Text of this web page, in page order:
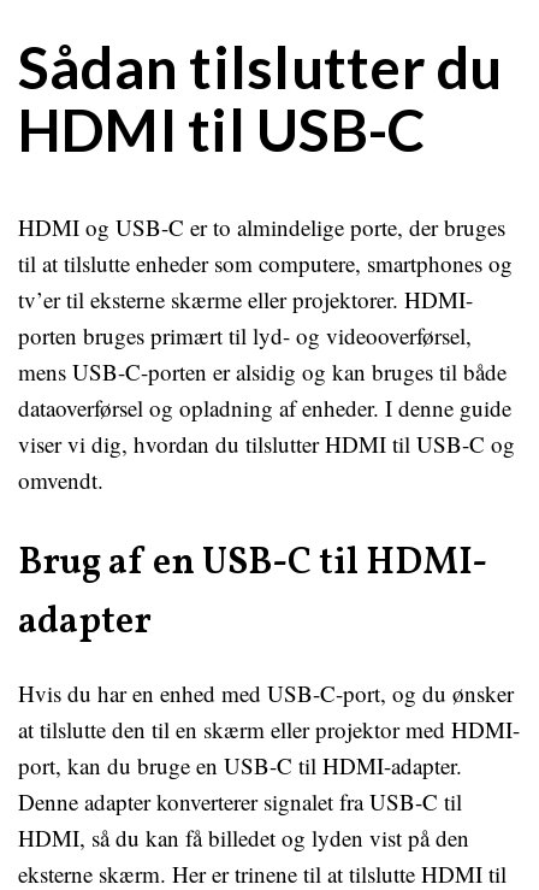
Sådan tilslutter du
HDMI til USB-C
HDMI og USB-C er to almindelige porte, der bruges
til at tilslutte enheder som computere, smartphones og
tv’er til eksterne skærme eller projektorer. HDMI-
porten bruges primært til lyd- og videooverførsel,
mens USB-C-porten er alsidig og kan bruges til både
dataoverførsel og opladning af enheder. I denne guide
viser vi dig, hvordan du tilslutter HDMI til USB-C og
omvendt.
Brug af en USB-C til HDMI-
adapter
Hvis du har en enhed med USB-C-port, og du ønsker
at tilslutte den til en skærm eller projektor med HDMI-
port, kan du bruge en USB-C til HDMI-adapter.
Denne adapter konverterer signalet fra USB-C til
HDMI, så du kan få billedet og lyden vist på den
eksterne skærm. Her er trinene til at tilslutte HDMI til